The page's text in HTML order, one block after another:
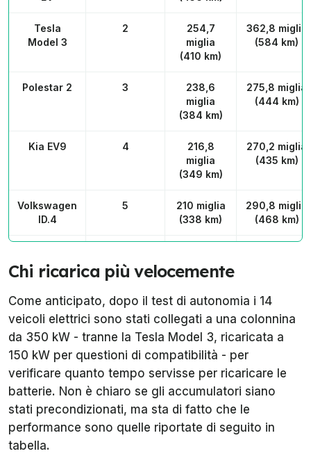
Tesla
Model 3
2
254,7
miglia
(410 km)
362,8 miglia
(584 km)
Polestar 2 3
238,6
miglia
(384 km)
275,8 miglia
(444 km)
Kia EV9 4
216,8
miglia
(349 km)
270,2 miglia
(435 km)
Volkswagen
ID.4
5
210 miglia
(338 km)
290,8 miglia
(468 km)
Equinox EV
(337 km)
Mustang
Mach-E
7
miglia
(334 km)
(483 km)
Honda
8
207,5
miglia
(334 km)
272,7 miglia
Ford F-150
Lightning
9
183,9
320 miglia
Chi ricarica più velocemente
Come anticipato, dopo il test di autonomia i 14
veicoli elettrici sono stati collegati a una colonnina
da 350 kW - tranne la Tesla Model 3, ricaricata a
150 kW per questioni di compatibilità - per
verificare quanto tempo servisse per ricaricare le
batterie. Non è chiaro se gli accumulatori siano
stati precondizionati, ma sta di fatto che le
performance sono quelle riportate di seguito in
tabella.